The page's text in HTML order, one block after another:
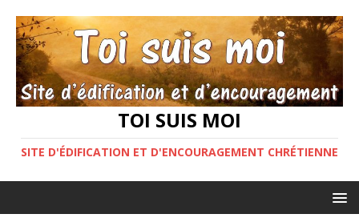
TOI SUIS MOI
SITE D'ÉDIFICATION ET D'ENCOURAGEMENT CHRÉTIENNE